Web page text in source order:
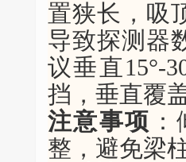
置狭长 ， 吸
导致探测器
议垂直15°-
挡，垂直覆
注意事项
整，避免梁